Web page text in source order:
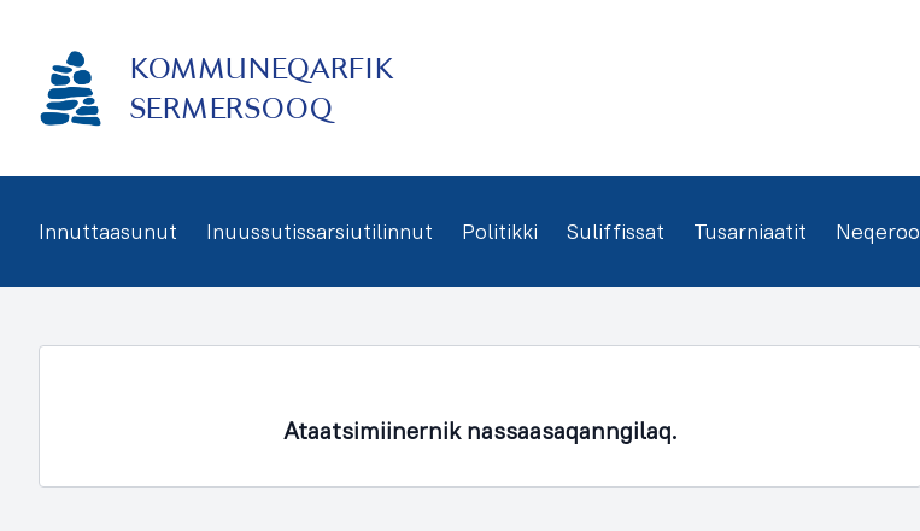
KOMMUNEQARFIK
SERMERSOOQ
Innuttaasunut Inuussutissarsiutilinnut Politikki Suliffissat Tusarniaatit
Ataatsimiinernik nassaasaqanngilaq.